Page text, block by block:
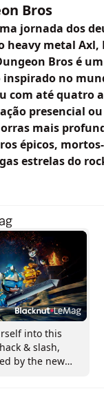
Bros
jornada dos
heavy metal Axl,
Bros é
no
com até quatro
presencial
mais
épicos,
estrelas do
into this
& slash,
by the new